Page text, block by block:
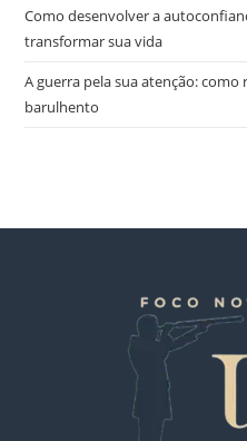
Como desenvolver a
transformar sua vida
A guerra pela sua atenção:
barulhento